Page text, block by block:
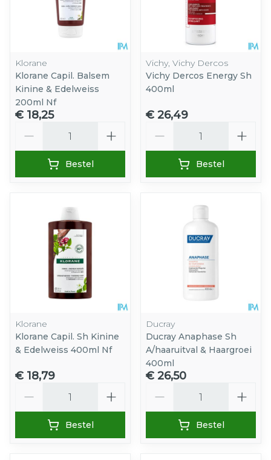
Klorane
Klorane Capil. Balsem
Kinine & Edelweiss
200ml Nf
€ 18,25
Bestel
Vichy, Vichy Dercos
Vichy Dercos Energy Sh
400ml
€ 26,49
Bestel
Klorane
Klorane Capil. Sh Kinine
& Edelweiss 400ml Nf
€ 18,79
Bestel
Ducray
Ducray Anaphase Sh
A/haaruitval & Haargroei
400ml
€ 26,50
Bestel